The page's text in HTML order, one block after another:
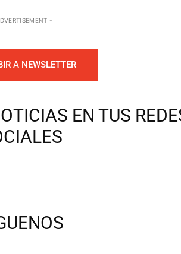
-
A NEWSLETTER
EN TUS